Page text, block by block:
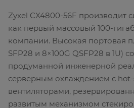
Zyxel CX4800-56F производит
как первый массовый 100-
компании. Высокая портовая
SFP28 и 8×100G QSFP28 в 1U)
продуманной инженерной
серверным охлаждением с
вентиляторами,
развитым механизмом